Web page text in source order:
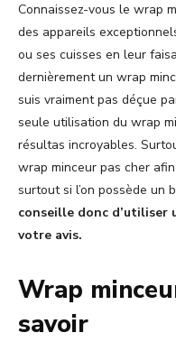
Connaissez-vous le wrap
des appareils
ou ses cuisses en leur
dernièrement un wrap
suis vraiment pas déçue
seule utilisation du wrap
résultas incroyables.
wrap minceur pas cher
surtout si l’on possède un
conseille donc d’utiliser
votre avis.
Wrap
savoir